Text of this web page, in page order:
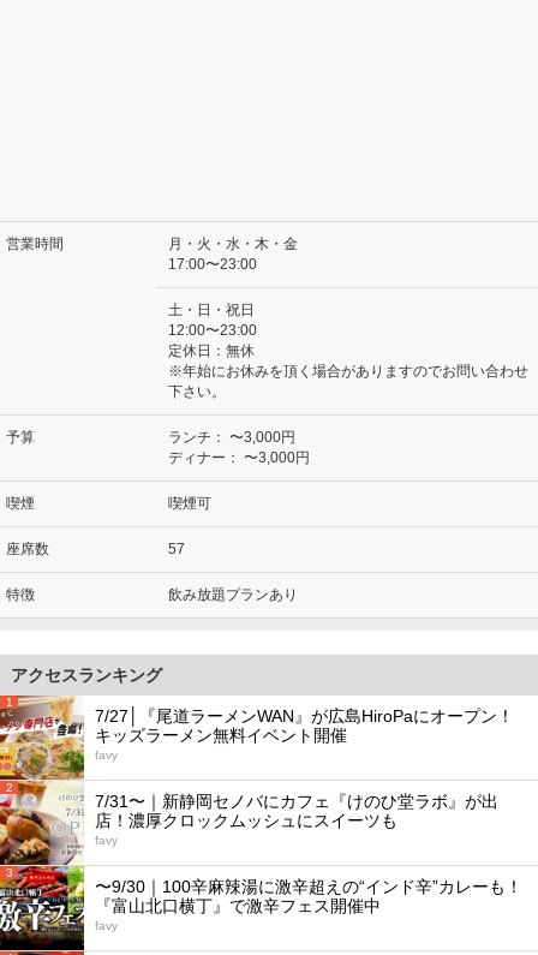
営業時間
月・火・水・木・金
17:00〜23:00
土・日・祝日
12:00〜23:00
定休日：無休
※年始にお休みを頂く場合がありますのでお問い合わせ
下さい。
予算 ランチ： 〜3,000円
ディナー： 〜3,000円
喫煙 喫煙可
座席数 57
特徴 飲み放題プランあり
アクセスランキング
1
7/27│『尾道ラーメンWAN』が広島HiroPaにオープン！
キッズラーメン無料イベント開催
favy
2
7/31〜｜新静岡セノバにカフェ『けのひ堂ラボ』が出
店！濃厚クロックムッシュにスイーツも
favy
3
〜9/30｜100辛麻辣湯に激辛超えの“インド辛”カレーも！
『富山北口横丁』で激辛フェス開催中
favy